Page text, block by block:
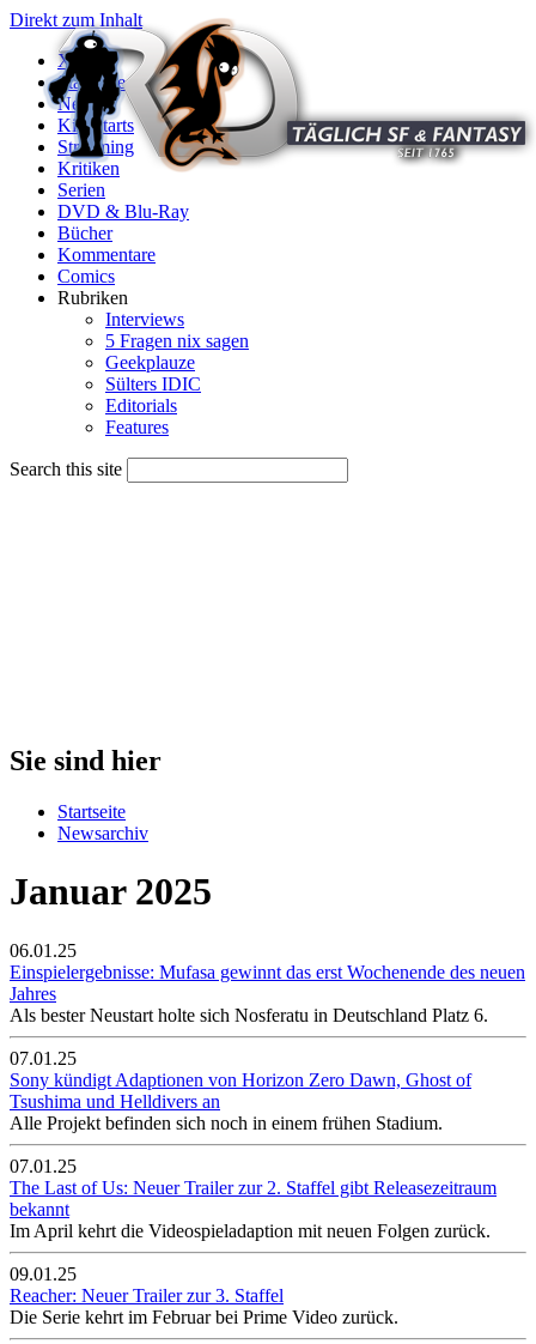
Direkt zum Inhalt
X
Startseite
News
Kinostarts
Streaming
Kritiken
Serien
DVD & Blu-Ray
Bücher
Kommentare
Comics
Rubriken
Interviews
5 Fragen nix sagen
Geekplauze
Sülters IDIC
Editorials
Features
Search this site
Sie sind hier
Startseite
Newsarchiv
Januar 2025
06.01.25
Einspielergebnisse: Mufasa gewinnt das erst Wochenende des neuen
Jahres
Als bester Neustart holte sich Nosferatu in Deutschland Platz 6.
07.01.25
Sony kündigt Adaptionen von Horizon Zero Dawn, Ghost of
Tsushima und Helldivers an
Alle Projekt befinden sich noch in einem frühen Stadium.
07.01.25
The Last of Us: Neuer Trailer zur 2. Staffel gibt Releasezeitraum
bekannt
Im April kehrt die Videospieladaption mit neuen Folgen zurück.
09.01.25
Reacher: Neuer Trailer zur 3. Staffel
Die Serie kehrt im Februar bei Prime Video zurück.